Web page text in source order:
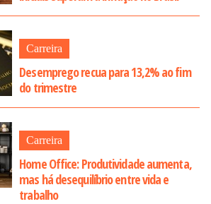
Carreira
Desemprego recua para 13,2% ao fim
do trimestre
Carreira
Home Office: Produtividade aumenta,
mas há desequilíbrio entre vida e
trabalho